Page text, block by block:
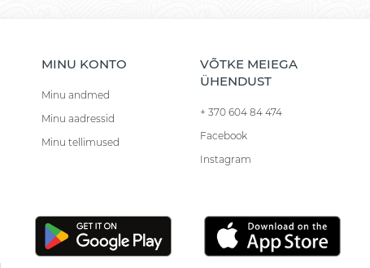
MINU KONTO
Minu andmed
Minu aadressid
Minu tellimused
VÕTKE MEIEGA
ÜHENDUST
+ 370 604 84 474
Facebook
Instagram